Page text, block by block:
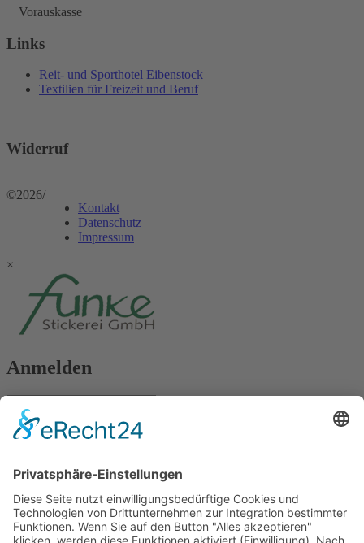
| Vorauskasse
Links
Reit- und Sporthotel Eibenstock
Textilien für Freizeit und Beruf
Widerruf
©2026/
Kontakt
Datenschutz
Impressum
×
Anmelden
Angemeldet bleiben
Anmelden